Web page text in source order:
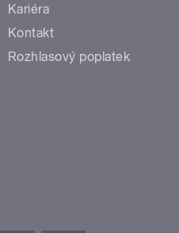
Kariéra
Kontakt
Rozhlasový poplatek